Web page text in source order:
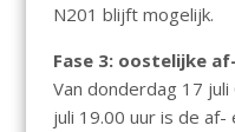
N201 blijft mogelijk.
Fase 3: oostelijke
Van donderdag 17
juli 19.00 uur is de